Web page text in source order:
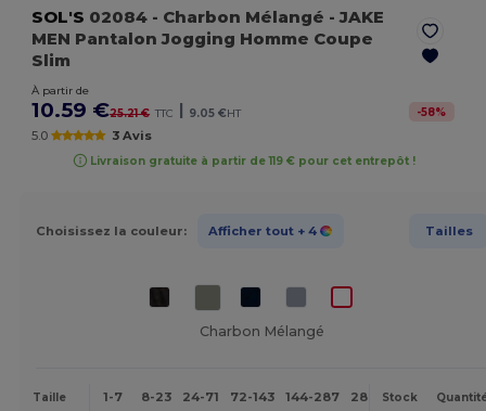
SOL'S 02084 - Charbon Mélangé - JAKE
MEN Pantalon Jogging Homme Coupe
Slim
À partir de
10.59 €25.21 € TTC | 9.05 €HT -58%
5.0 3 Avis
Livraison gratuite à partir de 119 € pour cet entrepôt !
Choisissez la couleur: Afficher tout + 4 Tailles
Charbon Mélangé
Taille 1-7 8-23 24-71 72-143 144-287 288 + Plus
Stock